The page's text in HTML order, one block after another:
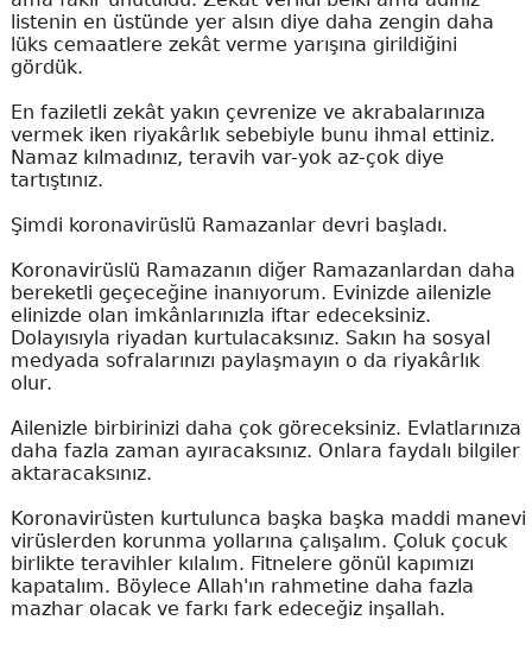
listenin en üstünde yer alsın diye daha zengin daha
lüks cemaatlere zekât verme yarışına girildiğini
gördük.
En faziletli zekât yakın çevrenize ve akrabalarınıza
vermek iken riyakârlık sebebiyle bunu ihmal ettiniz.
Namaz kılmadınız, teravih var-yok az-çok diye
tartıştınız.
Şimdi koronavirüslü Ramazanlar devri başladı.
Koronavirüslü Ramazanın diğer Ramazanlardan daha
bereketli geçeceğine inanıyorum. Evinizde ailenizle
elinizde olan imkânlarınızla iftar edeceksiniz.
Dolayısıyla riyadan kurtulacaksınız. Sakın ha sosyal
medyada sofralarınızı paylaşmayın o da riyakârlık
olur.
Ailenizle birbirinizi daha çok göreceksiniz. Evlatlarınıza
daha fazla zaman ayıracaksınız. Onlara faydalı bilgiler
aktaracaksınız.
Koronavirüsten kurtulunca başka başka maddi manevi
virüslerden korunma yollarına çalışalım. Çoluk çocuk
birlikte teravihler kılalım. Fitnelere gönül kapımızı
kapatalım. Böylece Allah'ın rahmetine daha fazla
mazhar olacak ve farkı fark edeceğiz inşallah.